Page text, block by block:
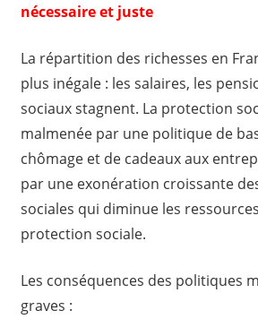
nécessaire et juste
La répartition des richesses en
plus inégale : les salaires, les
sociaux stagnent. La protection
malmenée par une politique de
chômage et de cadeaux aux
par une exonération croissante
sociales qui diminue les
protection sociale.
Les conséquences des politiques
graves :